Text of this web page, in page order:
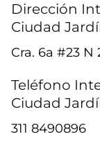
Dirección
Ciudad
Cra. 6a #23 N
Teléfono
Ciudad
311 8490896